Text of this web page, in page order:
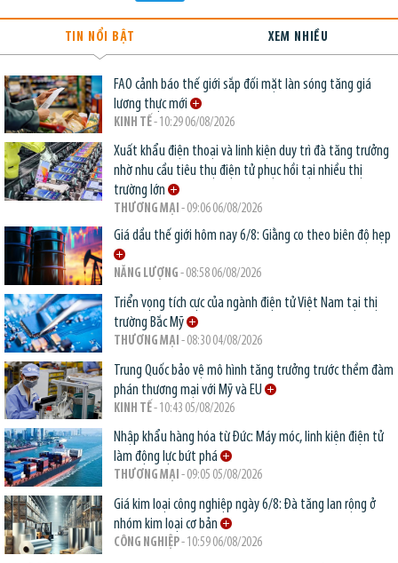
TIN NỔI BẬT XEM NHIỀU
FAO cảnh báo thế giới sắp đối mặt làn sóng tăng giá
lương thực mới
KINH TẾ- 10:29 06/08/2026
Xuất khẩu điện thoại và linh kiện duy trì đà tăng trưởng
nhờ nhu cầu tiêu thụ điện tử phục hồi tại nhiều thị
trường lớn
THƯƠNG MẠI - 09:06 06/08/2026
Giá dầu thế giới hôm nay 6/8: Giằng co theo biên độ hẹp
NĂNG LƯỢNG - 08:58 06/08/2026
Triển vọng tích cực của ngành điện tử Việt Nam tại thị
trường Bắc Mỹ
THƯƠNG MẠI - 08:30 04/08/2026
Trung Quốc bảo vệ mô hình tăng trưởng trước thềm đàm
phán thương mại với Mỹ và EU
KINH TẾ- 10:43 05/08/2026
Nhập khẩu hàng hóa từ Đức: Máy móc, linh kiện điện tử
làm động lực bứt phá
THƯƠNG MẠI - 09:05 05/08/2026
Giá kim loại công nghiệp ngày 6/8: Đà tăng lan rộng ở
nhóm kim loại cơ bản
CÔNG NGHIỆP- 10:59 06/08/2026